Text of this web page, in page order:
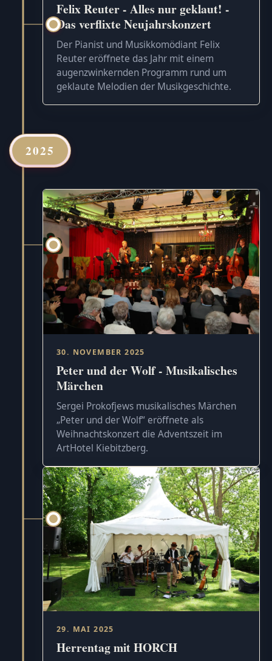
Felix Reuter - Alles nur geklaut! -
Das verflixte Neujahrskonzert
Der Pianist und Musikkomödiant Felix
Reuter eröffnete das Jahr mit einem
augenzwinkernden Programm rund um
geklaute Melodien der Musikgeschichte.
2025
30. NOVEMBER 2025
Peter und der Wolf - Musikalisches
Märchen
Sergei Prokofjews musikalisches Märchen
„Peter und der Wolf“ eröffnete als
Weihnachtskonzert die Adventszeit im
ArtHotel Kiebitzberg.
29. MAI 2025
Herrentag mit HORCH